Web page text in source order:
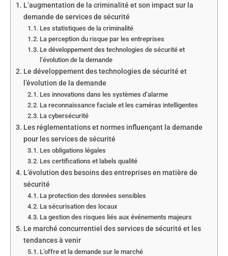
L’augmentation de la criminalité et son impact sur la
demande de services de sécurité
Les statistiques de la criminalité
La perception du risque par les entreprises
Le développement des technologies de sécurité et
l’évolution de la demande
Le développement des technologies de sécurité et
l’évolution de la demande
Les innovations dans les systèmes d’alarme
La reconnaissance faciale et les caméras intelligentes
La cybersécurité
Les réglementations et normes influençant la demande
pour les services de sécurité
Les obligations légales
Les certifications et labels qualité
L’évolution des besoins des entreprises en matière de
sécurité
La protection des données sensibles
La sécurisation des locaux
La gestion des risques liés aux événements majeurs
Le marché concurrentiel des services de sécurité et les
tendances à venir
L’offre et la demande sur le marché